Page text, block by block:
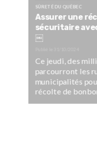
SÛRETÉ DU QUÉBEC
Assurer une
sécuritaire
￼
Ce jeudi, des
parcourront les
municipalités
récolte de